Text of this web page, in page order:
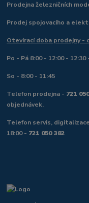
Prodejna železničních
Prodej spojovacího a
Otevírací doba prodejny -
Po - Pá 8:00 - 12:00 - 12:30
So - 8:00 - 11:45
Telefon prodejna - 721
objednávek.
Telefon servis,
18:00 - 721 050 382